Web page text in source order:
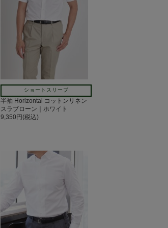
ショートスリーブ
半袖 Horizontal コットンリネン
スラブローン｜ホワイト
9,350円(税込)